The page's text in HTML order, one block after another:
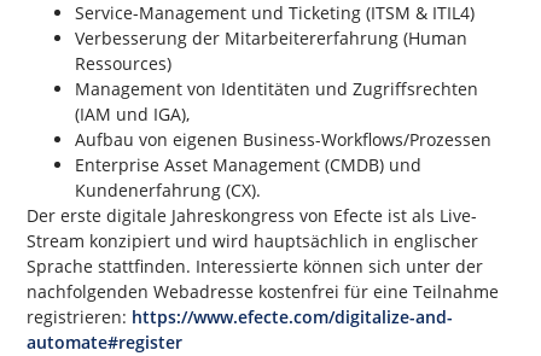
Service-Management und Ticketing (ITSM & ITIL4)
Verbesserung der Mitarbeitererfahrung (Human
Ressources)
Management von Identitäten und Zugriffsrechten
(IAM und IGA),
Aufbau von eigenen Business-Workflows/Prozessen
Enterprise Asset Management (CMDB) und
Kundenerfahrung (CX).
Der erste digitale Jahreskongress von Efecte ist als Live-
Stream konzipiert und wird hauptsächlich in englischer
Sprache stattfinden. Interessierte können sich unter der
nachfolgenden Webadresse kostenfrei für eine Teilnahme
registrieren: https://www.efecte.com/digitalize-and-
automate#register